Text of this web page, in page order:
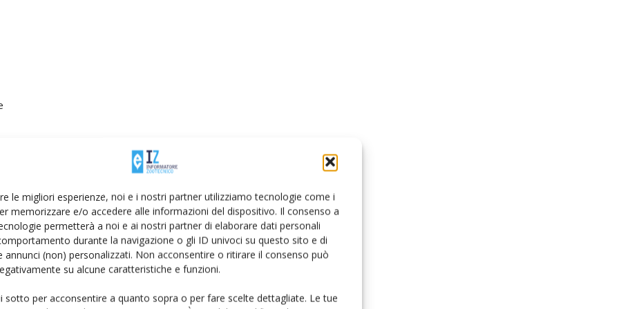
le migliori esperienze, noi e i nostri partner utilizziamo tecnologie come i
memorizzare e/o accedere alle informazioni del dispositivo. Il consenso a
permetterà a noi e ai nostri partner di elaborare dati personali
durante la navigazione o gli ID univoci su questo sito e di
annunci (non) personalizzati. Non acconsentire o ritirare il consenso può
su alcune caratteristiche e funzioni.
sotto per acconsentire a quanto sopra o per fare scelte dettagliate. Le tue